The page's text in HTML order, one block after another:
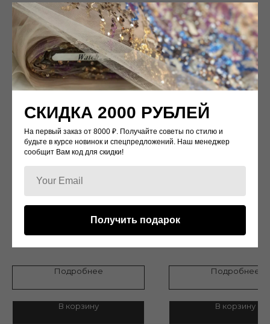
KV224
Подробнее
В корзину
KT009
Дизайн: Chanel
Подробнее
В корзину
© 2022 WATCH-LOVE
Наши работы Памятка покупателя
Доставка Возврат и обмен Контакты
Публичная оферта
г.Москва, Улица Кржижановского 1/19
СКИДКА 2000 РУБЛЕЙ
На первый заказ от 8000 ₽. Получайте советы по стилю и
будьте в курсе новинок и спецпредложений. Наш менеджер
сообщит Вам код для скидки!
Получить подарок